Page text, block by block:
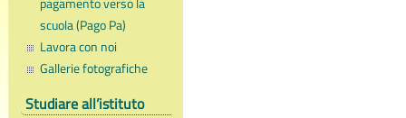
scuola (Pago Pa)
Lavora con noi
Gallerie fotografiche
Studiare all’istituto